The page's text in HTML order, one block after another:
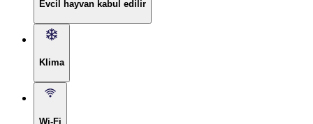
Evcil hayvan kabul edilir
Klima
Wi-Fi